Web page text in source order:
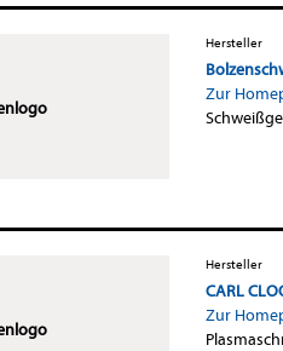
Hersteller
Zur
Hersteller
CARL
Zur